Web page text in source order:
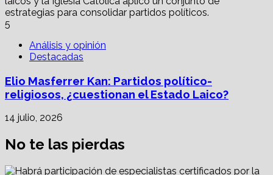
5
Análisis y opinión
Destacadas
Elio Masferrer Kan: Partidos político-
religiosos, ¿cuestionan el Estado Laico?
14 julio, 2026
No te las pierdas